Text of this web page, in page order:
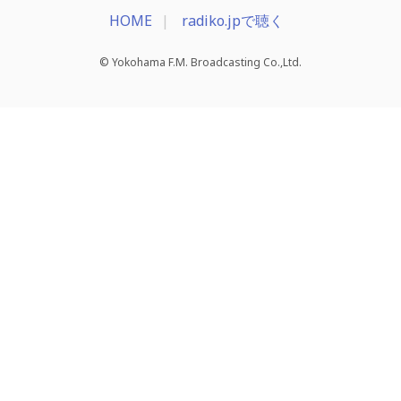
HOME radiko.jpで聴く
© Yokohama F.M. Broadcasting Co.,Ltd.